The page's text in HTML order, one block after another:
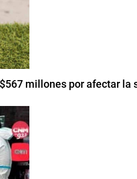
millones por afectar la